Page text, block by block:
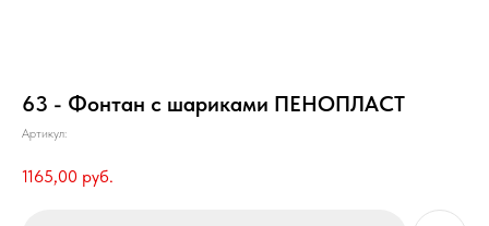
63 - Фонтан с шариками ПЕНОПЛАСТ
Артикул:
1165,00 руб.